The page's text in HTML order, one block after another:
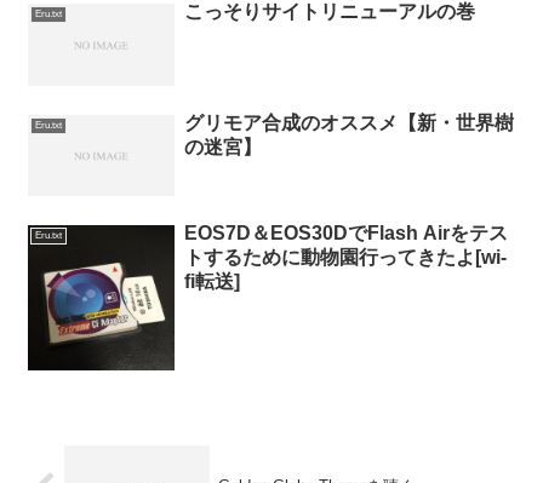
Eru.txt こっそりサイトリニューアルの巻
Eru.txt
グリモア合成のオススメ【新・世界樹
の迷宮】
Eru.txt
EOS7D＆EOS30DでFlash Airをテス
トするために動物園行ってきたよ[wi-
fi転送]